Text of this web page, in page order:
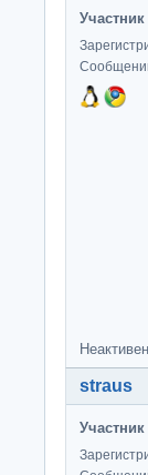
Участник
Неактивен
straus
Участник